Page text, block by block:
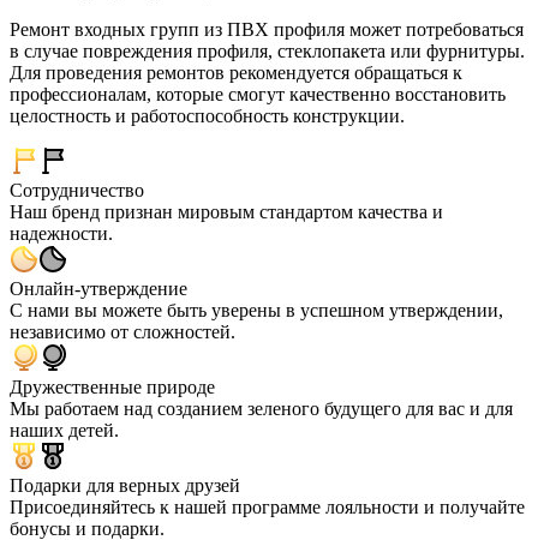
Ремонт входных групп из ПВХ профиля может потребоваться
в случае повреждения профиля, стеклопакета или фурнитуры.
Для проведения ремонтов рекомендуется обращаться к
профессионалам, которые смогут качественно восстановить
целостность и работоспособность конструкции.
Сотрудничество
Наш бренд признан мировым стандартом качества и
надежности.
Онлайн-утверждение
С нами вы можете быть уверены в успешном утверждении,
независимо от сложностей.
Дружественные природе
Мы работаем над созданием зеленого будущего для вас и для
наших детей.
Подарки для верных друзей
Присоединяйтесь к нашей программе лояльности и получайте
бонусы и подарки.